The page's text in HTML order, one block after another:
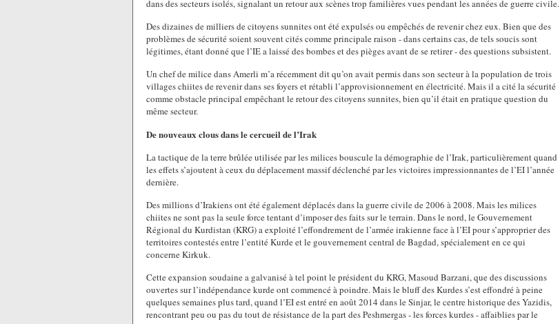
dans des secteurs isolés, signalant un retour aux scènes trop familières vues pendant les années de guerre civile.
Des dizaines de milliers de citoyens sunnites ont été expulsés ou empêchés de revenir chez eux. Bien que des
problèmes de sécurité soient souvent cités comme principale raison - dans certains cas, de tels soucis sont
légitimes, étant donné que l’IE a laissé des bombes et des pièges avant de se retirer - des questions subsistent.
Un chef de milice dans Amerli m’a récemment dit qu’on avait permis dans son secteur à la population de trois
villages chiites de revenir dans ses foyers et rétabli l’approvisionnement en électricité. Mais il a cité la sécurité
comme obstacle principal empêchant le retour des citoyens sunnites, bien qu’il était en pratique question du
même secteur.
De nouveaux clous dans le cercueil de l’Irak
La tactique de la terre brûlée utilisée par les milices bouscule la démographie de l’Irak, particulièrement quand
les effets s’ajoutent à ceux du déplacement massif déclenché par les victoires impressionnantes de l’EI l’année
dernière.
Des millions d’Irakiens ont été également déplacés dans la guerre civile de 2006 à 2008. Mais les milices
chiites ne sont pas la seule force tentant d’imposer des faits sur le terrain. Dans le nord, le Gouvernement
Régional du Kurdistan (KRG) a exploité l’effondrement de l’armée irakienne face à l’EI pour s’approprier des
territoires contestés entre l’entité Kurde et le gouvernement central de Bagdad, spécialement en ce qui
concerne Kirkuk.
Cette expansion soudaine a galvanisé à tel point le président du KRG, Masoud Barzani, que des discussions
ouvertes sur l’indépendance kurde ont commencé à poindre. Mais le bluff des Kurdes s’est effondré à peine
quelques semaines plus tard, quand l’EI est entré en août 2014 dans le Sinjar, le centre historique des Yazidis,
rencontrant peu ou pas du tout de résistance de la part des Peshmergas - les forces kurdes - affaiblies par le